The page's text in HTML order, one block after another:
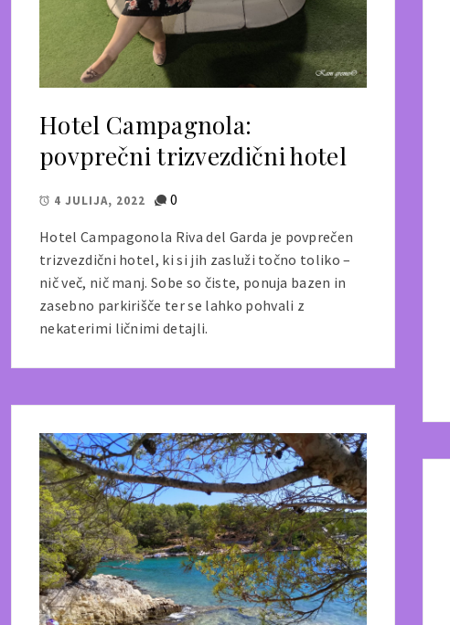
Hotel Campagnola:
povprečni trizvezdični hotel
4 JULIJA, 2022 0
Hotel Campagonola Riva del Garda je povprečen
trizvezdični hotel, ki si jih zasluži točno toliko –
nič več, nič manj. Sobe so čiste, ponuja bazen in
zasebno parkirišče ter se lahko pohvali z
nekaterimi ličnimi detajli.